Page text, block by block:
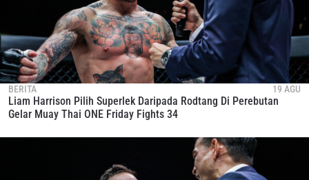
BERITA 19 AGU
Liam Harrison Pilih Superlek Daripada Rodtang Di Perebutan
Gelar Muay Thai ONE Friday Fights 34